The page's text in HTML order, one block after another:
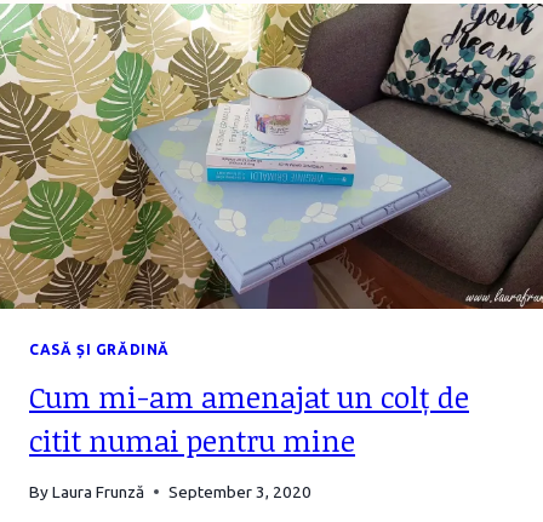
CASĂ ȘI GRĂDINĂ
Cum mi-am amenajat un colț de
citit numai pentru mine
ByLaura Frunză September 3, 2020